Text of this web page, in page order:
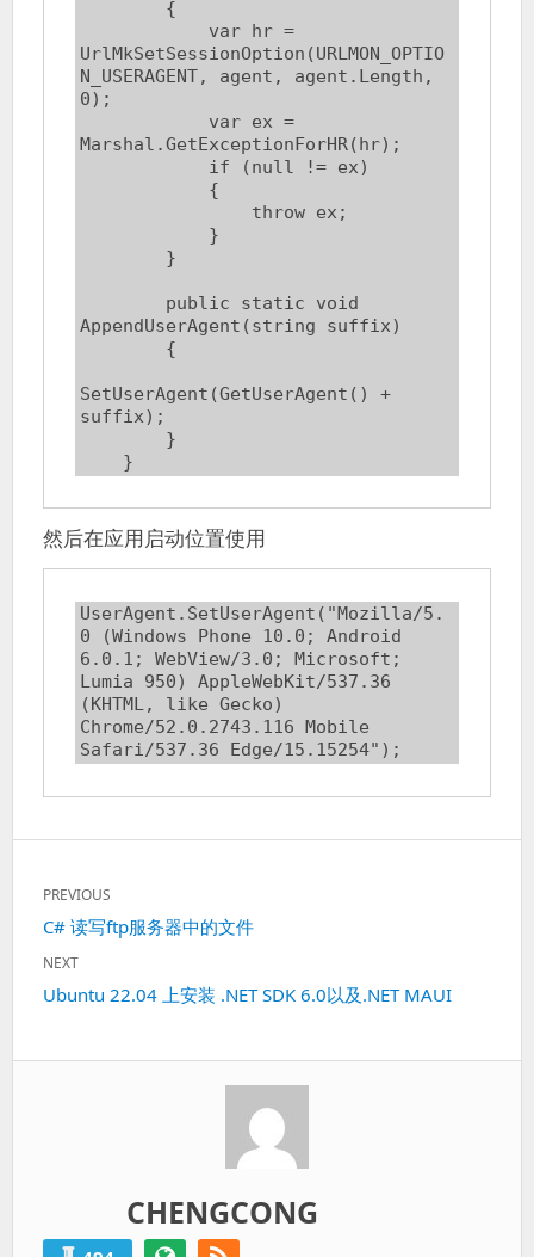
UrlMkSetSessionOption(URLMON_OPTIO
N_USERAGENT, agent, agent.Length,
0);
Marshal.GetExceptionForHR(hr);
AppendUserAgent(string suffix)
SetUserAgent(GetUserAgent() +
suffix);
    }
然后在应用启动位置使用
UserAgent.SetUserAgent("Mozilla/5.
0 (Windows Phone 10.0; Android
6.0.1; WebView/3.0; Microsoft;
Lumia 950) AppleWebKit/537.36
(KHTML, like Gecko)
Chrome/52.0.2743.116 Mobile
Safari/537.36 Edge/15.15254");
文
章
导
航
PREVIOUS
Previous
post:
C# 读写ftp服务器中的文件
NEXT
Next
Ubuntu 22.04 上安装 .NET SDK 6.0以及.NET MAUI
CHENGCONG